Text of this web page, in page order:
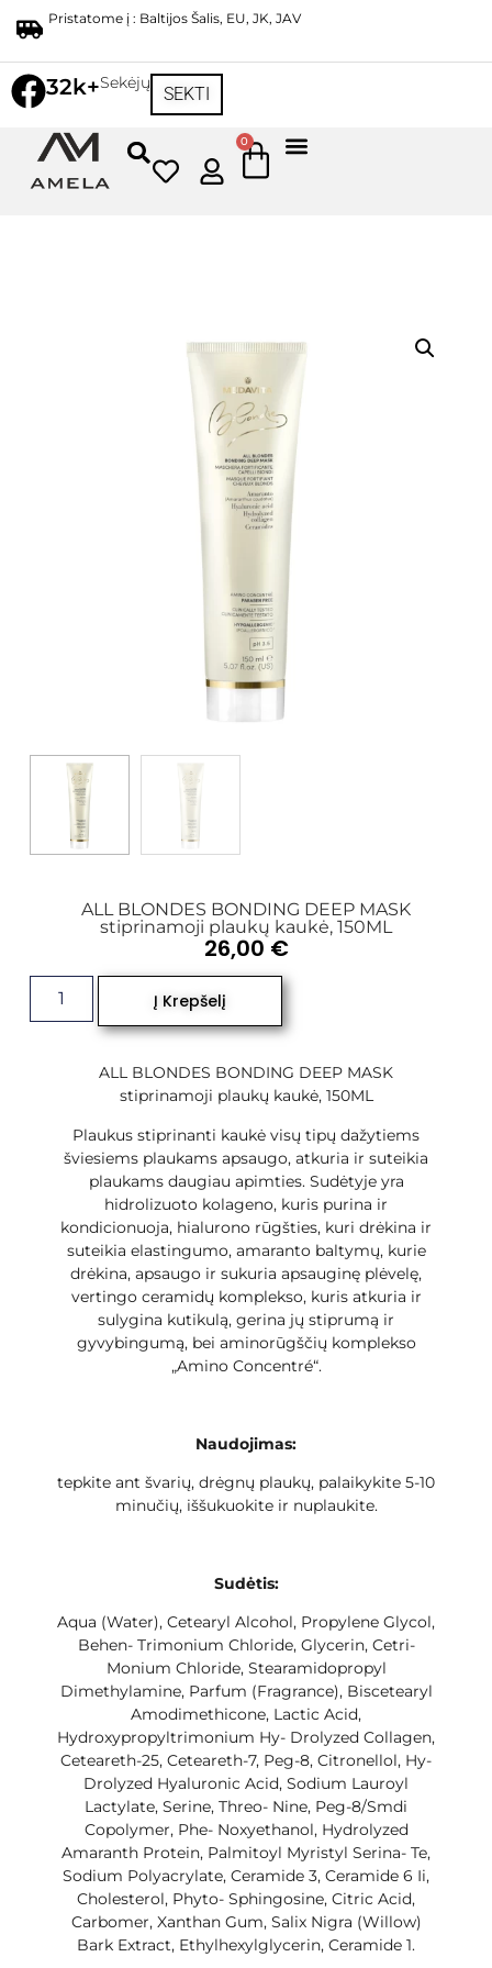
Pristatome į : Baltijos Šalis, EU, JK, JAV
32k+Sekėjų
SEKTI
0
ALL BLONDES BONDING DEEP MASK
stiprinamoji plaukų kaukė, 150ML
ALL BLONDES BONDING DEEP MASK
stiprinamoji plaukų kaukė, 150ML
Plaukus stiprinanti kaukė visų tipų dažytiems
šviesiems plaukams apsaugo, atkuria ir suteikia
plaukams daugiau apimties. Sudėtyje yra
hidrolizuoto kolageno, kuris purina ir
kondicionuoja, hialurono rūgšties, kuri drėkina ir
suteikia elastingumo, amaranto baltymų, kurie
drėkina, apsaugo ir sukuria apsauginę plėvelę,
vertingo ceramidų komplekso, kuris atkuria ir
sulygina kutikulą, gerina jų stiprumą ir
gyvybingumą, bei aminorūgščių komplekso
„Amino Concentré“.
Naudojimas:
tepkite ant švarių, drėgnų plaukų, palaikykite 5-10
minučių, iššukuokite ir nuplaukite.
Sudėtis:
Aqua (Water), Cetearyl Alcohol, Propylene Glycol,
Behen- Trimonium Chloride, Glycerin, Cetri-
Monium Chloride, Stearamidopropyl
Dimethylamine, Parfum (Fragrance), Biscetearyl
Amodimethicone, Lactic Acid,
Hydroxypropyltrimonium Hy- Drolyzed Collagen,
Ceteareth-25, Ceteareth-7, Peg-8, Citronellol, Hy-
Drolyzed Hyaluronic Acid, Sodium Lauroyl
Lactylate, Serine, Threo- Nine, Peg-8/Smdi
Copolymer, Phe- Noxyethanol, Hydrolyzed
Amaranth Protein, Palmitoyl Myristyl Serina- Te,
Sodium Polyacrylate, Ceramide 3, Ceramide 6 Ii,
Cholesterol, Phyto- Sphingosine, Citric Acid,
Carbomer, Xanthan Gum, Salix Nigra (Willow)
Bark Extract, Ethylhexylglycerin, Ceramide 1.
26,00 €
Į Krepšelį